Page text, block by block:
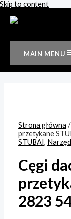
Skip to content
MAIN MENU
Strona główna /
przetykane
STUBAI,
Cęgi
2823